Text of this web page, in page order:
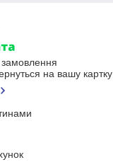
на вашу картку